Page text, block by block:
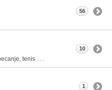
56
tenis . . .
10
1